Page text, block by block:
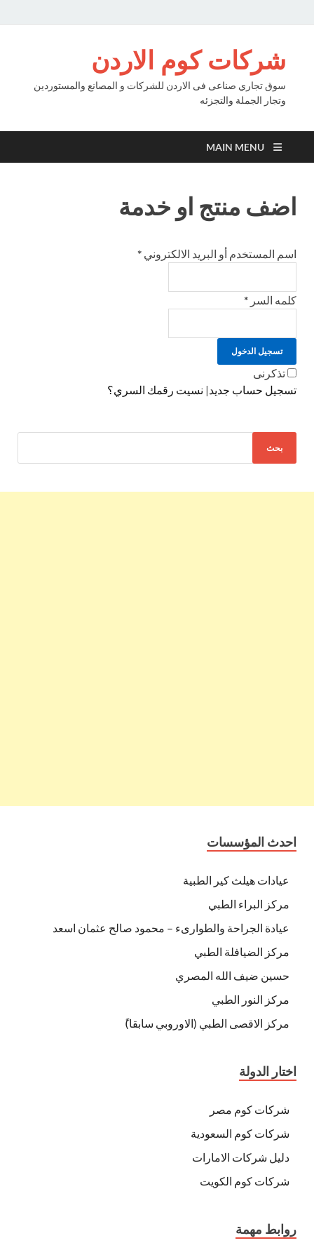
شركات كوم الاردن
سوق تجاري صناعى فى الاردن للشركات و المصانع والمستوردين
وتجار الجملة والتجزئه
MAIN MENU
اضف منتج او خدمة
اسم المستخدم أو البريد الالكتروني *
كلمه السر *
تسجيل الدخول
تذكرنى
تسجيل حساب جديد| نسيت رقمك السري؟
احدث المؤسسات
عيادات هيلث كير الطبية
مركز البراء الطبي
عيادة الجراحة والطوارىء – محمود صالح عثمان اسعد
مركز الضيافلة الطبي
حسين ضيف الله المصري
مركز النور الطبي
مركز الاقصى الطبي (الاوروبي سابقا)ً
اختار الدولة
شركات كوم مصر
شركات كوم السعودية
دليل شركات الامارات
شركات كوم الكويت
روابط مهمة